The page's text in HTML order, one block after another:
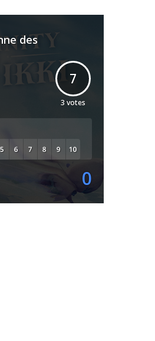
des
7
3 votes
0